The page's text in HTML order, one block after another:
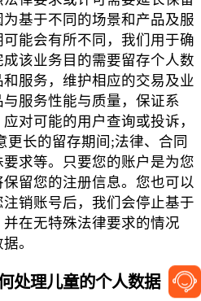
基于不同的场景和产品及服
能会有所不同，我们用于确
该业务目的需要留存个人数
服务，维护相应的交易及业
服务性能与质量，保证系
对可能的用户查询或投诉，
更长的留存期间;法律、合同
求等。只要您的账户是为您
留您的注册信息。您也可以
销账号后，我们会停止基于
在无特殊法律要求的情况
。
理儿童的个人数据